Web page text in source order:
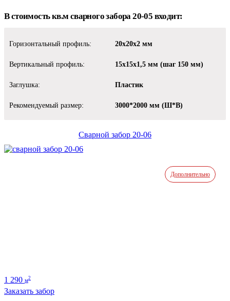
В стоимость кв.м сварного забора 20-05 входит:
Горизонтальный профиль: 20х20х2 мм
Вертикальный профиль: 15х15х1,5 мм (шаг 150 мм)
Заглушка: Пластик
Рекомендуемый размер: 3000*2000 мм (Ш*В)
Сварной забор 20-06
1 290 м2
Заказать забор
Дополнительно